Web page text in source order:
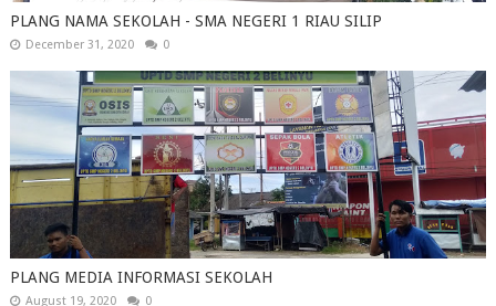
PLANG NAMA SEKOLAH - SMA NEGERI 1 RIAU SILIP
December 31, 2020 0
PLANG MEDIA INFORMASI SEKOLAH
August 19, 2020 0